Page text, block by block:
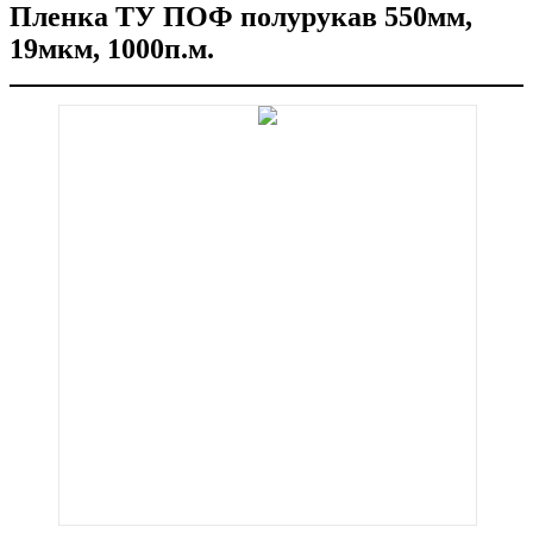
Пленка ТУ ПОФ полурукав 550мм,
19мкм, 1000п.м.